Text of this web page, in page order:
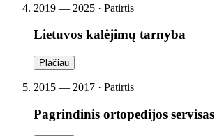
2019 — 2025 · Patirtis
Lietuvos kalėjimų tarnyba
Plačiau
2015 — 2017 · Patirtis
Pagrindinis ortopedijos servisas